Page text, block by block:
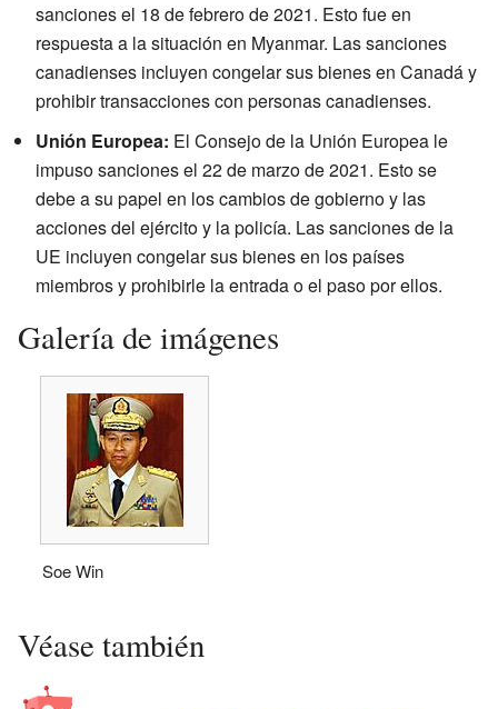
sanciones el 18 de febrero de 2021. Esto fue en
respuesta a la situación en Myanmar. Las sanciones
canadienses incluyen congelar sus bienes en Canadá y
prohibir transacciones con personas canadienses.
Unión Europea: El Consejo de la Unión Europea le
impuso sanciones el 22 de marzo de 2021. Esto se
debe a su papel en los cambios de gobierno y las
acciones del ejército y la policía. Las sanciones de la
UE incluyen congelar sus bienes en los países
miembros y prohibirle la entrada o el paso por ellos.
Galería de imágenes
Soe Win
Véase también